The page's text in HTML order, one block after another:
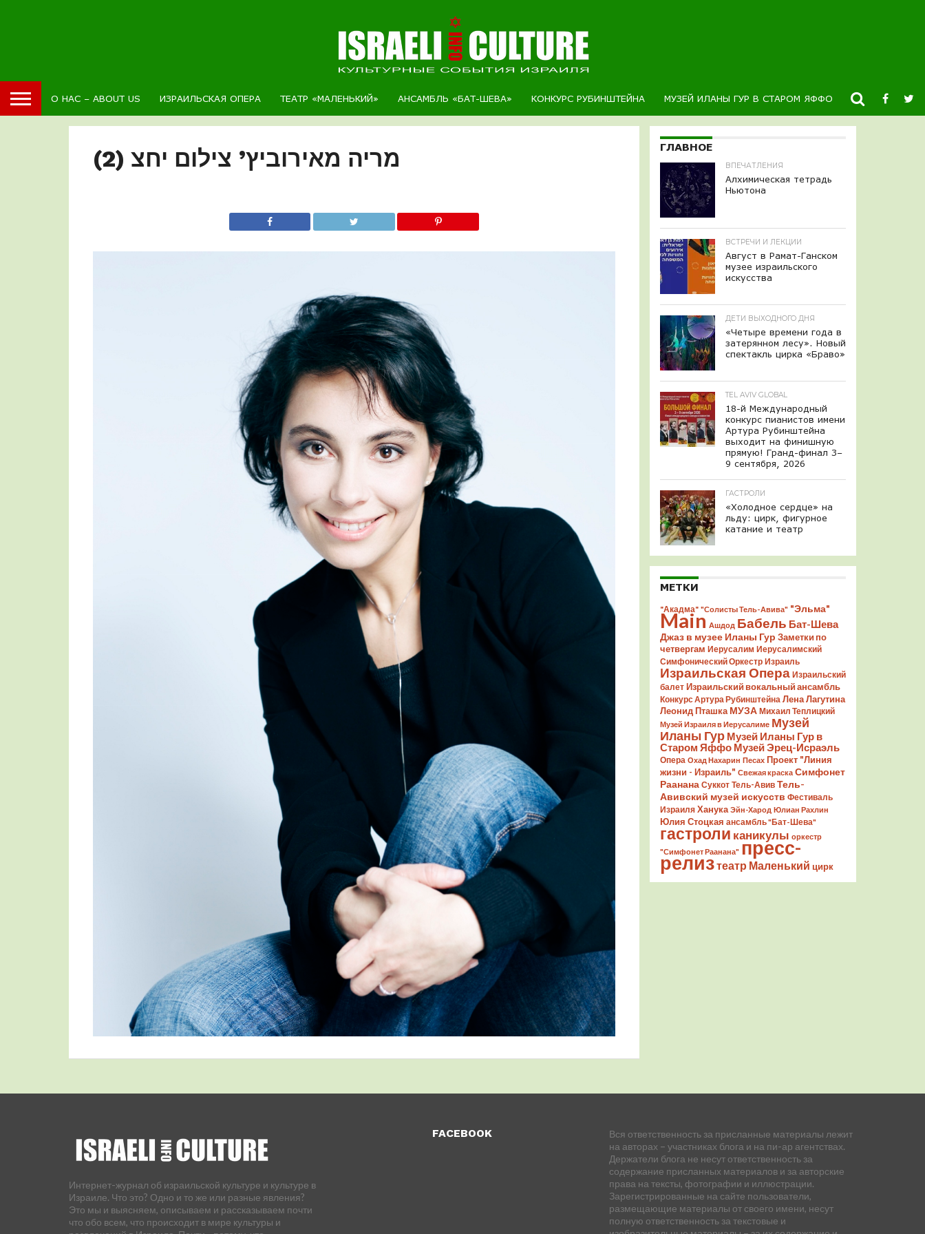
О НАС – ABOUT US ИЗРАИЛЬСКАЯ ОПЕРА ТЕАТР «МАЛЕНЬКИЙ» АНСАМБЛЬ «БАТ-ШЕВА» КОНКУРС РУБИНШТЕЙНА МУЗЕЙ ИЛАНЫ ГУР В СТАРОМ ЯФФО НОВОСТИ
מריה מאירוביץ’ צילום יחצ (2) ГЛАВНОЕ
ВПЕЧАТЛЕНИЯ
Алхимическая тетрадь
Ньютона
ВСТРЕЧИ И ЛЕКЦИИ
Август в Рамат-Ганском
музее израильского
искусства
ДЕТИ ВЫХОДНОГО ДНЯ
«Четыре времени года в
затерянном лесу». Новый
спектакль цирка «Браво»
TEL AVIV GLOBAL
18-й Международный
конкурс пианистов имени
Артура Рубинштейна
выходит на финишную
прямую! Гранд-финал 3–
9 сентября, 2026
ГАСТРОЛИ
«Холодное сердце» на
льду: цирк, фигурное
катание и театр
МЕТКИ
"Акадма" "Солисты Тель-Авива" "Эльма"
Main Ашдод Бабель Бат-Шева
Джаз в музее Иланы Гур Заметки по
четвергам Иерусалим Иерусалимский
Симфонический Оркестр Израиль
Израильская Опера Израильский
балет Израильский вокальный ансамбль
Конкурс Артура Рубинштейна Лена Лагутина
Леонид Пташка МУЗА Михаил Теплицкий
Музей Израиля в Иерусалиме Музей
Иланы Гур Музей Иланы Гур в
Старом Яффо Музей Эрец-Исраэль
Опера Охад Нахарин Песах Проект "Линия
жизни - Израиль" Свежая краска Симфонет
Раанана Суккот Тель-Авив Тель-
Авивский музей искусств Фестиваль
Израиля Ханука Эйн-Харод Юлиан Рахлин
Юлия Стоцкая ансамбль "Бат-Шева"
гастроли каникулы оркестр
"Симфонет Раанана" пресс-
релизтеатр Маленький цирк
Интернет-журнал об израильской культуре и культуре в
Израиле. Что это? Одно и то же или разные явления?
Это мы и выясняем, описываем и рассказываем почти
что обо всем, что происходит в мире культуры и
FACEBOOK
Вся ответственность за присланные материалы лежит
на авторах – участниках блога и на пи-ар агентствах.
Держатели блога не несут ответственность за
содержание присланных материалов и за авторские
права на тексты, фотографии и иллюстрации.
Зарегистрированные на сайте пользователи,
размещающие материалы от своего имени, несут
полную ответственность за текстовые и